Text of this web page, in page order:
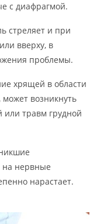
с диафрагмой.
стреляет и при
вверху, в
проблемы.
хрящей в области
возникнуть
или травм грудной
на нервные
нарастает.